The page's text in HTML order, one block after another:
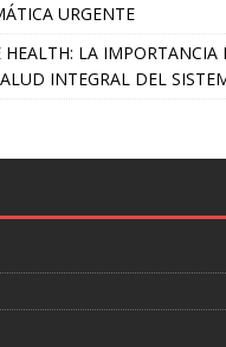
URGENTE
HEALTH: LA IMPORTANCIA
INTEGRAL DEL